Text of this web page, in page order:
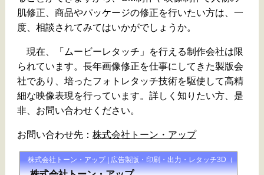
肌修正、商品やパッケージの修正を行いたい方は、一
度、相談されてみてはいかがでしょうか。
現在、「ムービーレタッチ」を行える制作会社は限
られています。長年画像修正を仕事にしてきた製版会
社であり、培ったフォトレタッチ技術を駆使して高精
細な映像表現を行っています。詳しく知りたい方、是
非、お問い合わせください。
お問い合わせ先： 株式会社トーン・アップ
株式会社トーン・アップ | 広告製版・印刷・出力・レタッチ3D（撮影）